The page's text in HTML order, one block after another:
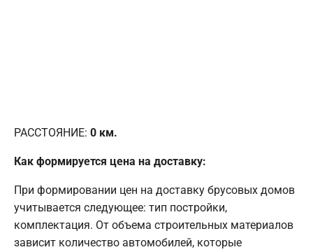
РАССТОЯНИЕ: 0 км.
Как формируется цена на доставку:
При формировании цен на доставку брусовых домов
учитывается следующее: тип постройки,
комплектация. От объема строительных материалов
зависит количество автомобилей, которые